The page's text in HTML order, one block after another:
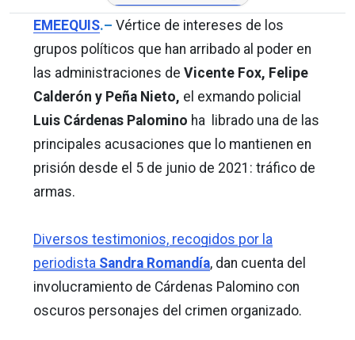
EMEEQUIS.– Vértice de intereses de los
grupos políticos que han arribado al poder en
las administraciones de Vicente Fox, Felipe
Calderón y Peña Nieto, el exmando policial
Luis Cárdenas Palomino ha librado una de las
principales acusaciones que lo mantienen en
prisión desde el 5 de junio de 2021: tráfico de
armas.
Diversos testimonios, recogidos por la
periodista Sandra Romandía, dan cuenta del
involucramiento de Cárdenas Palomino con
oscuros personajes del crimen organizado.